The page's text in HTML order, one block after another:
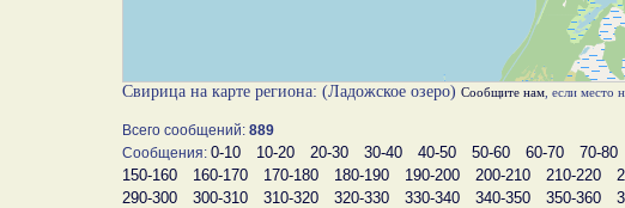
Свирица на карте региона: (Ладожское озеро) Сообщите нам , если место
Всего сообщений: 889
Сообщения: 0-10 10-20 20-30 30-40 40-50 50-60 60-70 70-80
150-160
160-170 170-180 180-190 190-200 200-210 210-220
290-300
300-310 310-320 320-330 330-340 340-350 350-360